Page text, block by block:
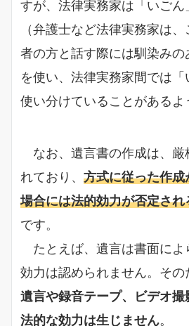
すが、法律実務家は「いご
（弁護士など法律実務家は
者の方と話す際には馴染みの
を使い、法律実務家間では
使い分けていることがあるよ
なお、遺言書の作成は、厳
れており、 方式に従った作
場合には法的効力が否定され
です。
たとえば、遺言は書面によ
効力は認められません。その
遺言や録音テープ、ビデオ
法的な効力は生じません。